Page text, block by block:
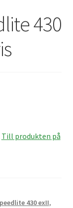
430
Till produkten på
430 exII,